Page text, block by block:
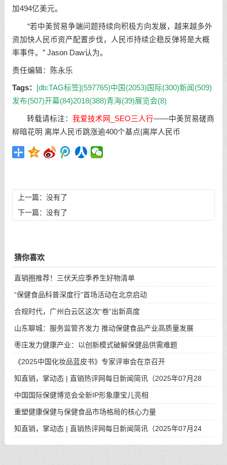
加494亿美元。
“若中美贸易争端问题持续向积极方向发展，越来越多外
资加快人民币资产配置步伐，人民币持续企稳反弹将是大概
率事件。” Jason Daw认为。
责任编辑：陈永乐
Tags： [db:TAG标签](597765)中国(2053) 国际(300)新闻(509)
发布(507)开幕(84)2018(388)青海(39)展览会(8)
转载请标注：我爱技术网_SEO三人行——中美贸易磋商
柳暗花明 离岸人民币跳涨逾400个基点|离岸人民币
上一篇：没有了
下一篇：没有了
猜你喜欢
直销圈推荐！三伏天应季养生好物清单
“保健食品科普深度行”首场活动在北京启动
合规时代，广州白云区这次“卷”出新高度
山东聊城：服务监管齐发力 推动保健食品产业高质量发展
枣庄发力健康产业：以创新模式破解保健品供需难题
《2025中国化妆品蓝皮书》专家评审会在京召开
知直销，掌动态 | 直销热评网每日新闻简讯（2025年07月28
日）
中国国际保健博览会全新IP形象康宝儿亮相
重塑健康保健与保健食品市场格局的核心力量
知直销，掌动态 | 直销热评网每日新闻简讯（2025年07月24
日）